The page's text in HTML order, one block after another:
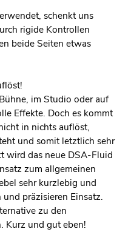
schenkt uns
rigide Kontrollen
beide Seiten etwas
im Studio oder auf
Effekte. Doch es kommt
in nichts auflöst,
und somit letztlich sehr
wird das neue DSA-Fluid
zum allgemeinen
sehr kurzlebig und
präzisieren Einsatz.
zu den
Kurz und gut eben!